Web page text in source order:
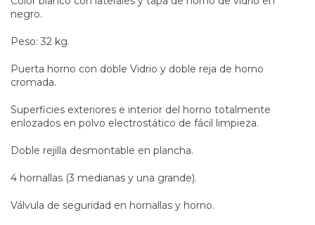
negro.
Peso: 32 kg.
Puerta horno con doble Vidrio y doble reja de horno
cromada.
Superficies exteriores e interior del horno totalmente
enlozados en polvo electrostático de fácil limpieza.
Doble rejilla desmontable en plancha.
4 hornallas (3 medianas y una grande).
Válvula de seguridad en hornallas y horno.